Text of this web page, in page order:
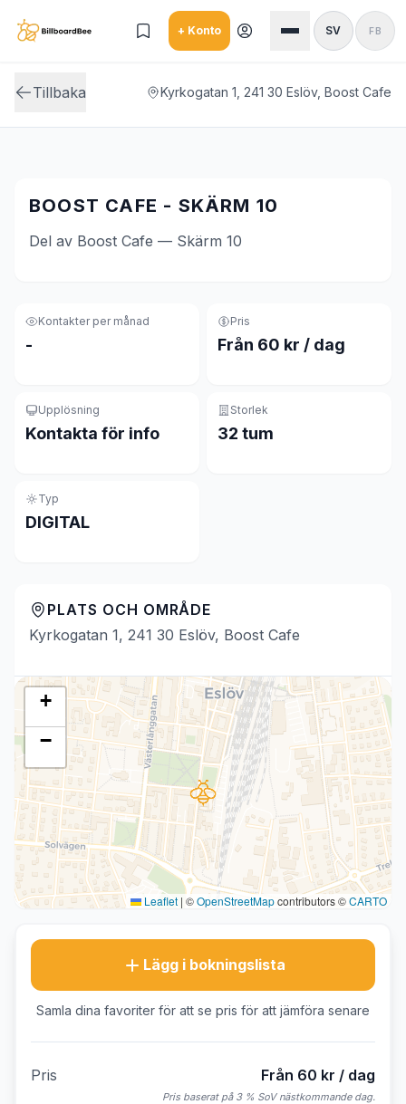
+ Konto SV FB
Tillbaka Kyrkogatan 1, 241 30 Eslöv, Boost Cafe
BOOST CAFE - SKÄRM 10
Del av Boost Cafe — Skärm 10
Kontakter per månad
-
Pris
Från 60 kr / dag
Upplösning
Kontakta för info
Storlek
32 tum
Typ
DIGITAL
PLATS OCH OMRÅDE
Kyrkogatan 1, 241 30 Eslöv, Boost Cafe
+
−
Leaflet | ©OpenStreetMapcontributors ©CARTO
Lägg i bokningslista
Samla dina favoriter för att se pris för att jämföra senare
Pris Från 60 kr / dag
Pris baserat på 3 % SoV nästkommande dag.